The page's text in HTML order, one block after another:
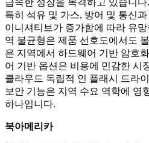
급속한 성장을 목격하고 있습니
특히 석유 및 가스, 방어 및 통신
이니셔티브가 증가함에 따라 유
역 불균형은 제품 선호도에서도
은 지역에서 하드웨어 기반 암호
어 기반 옵션은 비용에 민감한 시
클라우드 독립적 인 플래시 드라
보안 기능은 지역 수요 역학에 영
하나입니다.
북아메리카